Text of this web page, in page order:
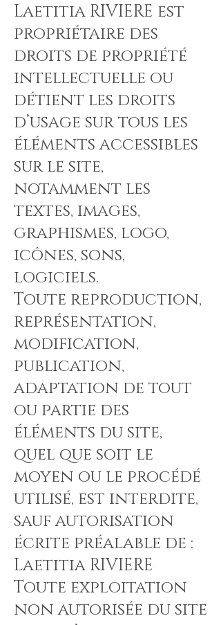
Laetitia RIVIERE est
propriétaire des
droits de propriété
intellectuelle ou
détient les droits
d’usage sur tous les
éléments accessibles
sur le site,
notamment les
textes, images,
graphismes, logo,
icônes, sons,
logiciels.
Toute reproduction,
représentation,
modification,
publication,
adaptation de tout
ou partie des
éléments du site,
quel que soit le
moyen ou le procédé
utilisé, est interdite,
sauf autorisation
écrite préalable de :
Laetitia RIVIERE
Toute exploitation
non autorisée du site